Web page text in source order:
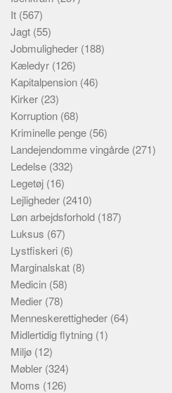
It (567)
Jagt (55)
Jobmuligheder (188)
Kæledyr (126)
Kapitalpension (46)
Kirker (23)
Korruption (68)
Kriminelle penge (56)
Landejendomme vingårde (271)
Ledelse (332)
Legetøj (16)
Lejligheder (2410)
Løn arbejdsforhold (187)
Luksus (67)
Lystfiskeri (6)
Marginalskat (8)
Medicin (58)
Medier (78)
Menneskerettigheder (64)
Midlertidig flytning (1)
Miljø (12)
Møbler (324)
Moms (126)